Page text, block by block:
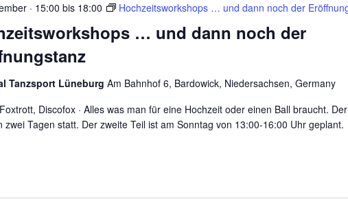
… und dann noch der
· 15:00 bis 18:00 Hochzeitsworkshops … und dann noch der
Tanzsport Lüneburg Am Bahnhof 6, Bardowick, Niedersachsen, Germany
Discofox · Alles was man für eine Hochzeit oder einen Ball braucht.
zwei Tagen statt. Der zweite Teil ist am Sonntag von 13:00-16:00 Uhr geplant.